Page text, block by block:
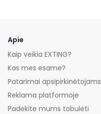
Apie
Kaip veikia EXTING?
Kas mes esame?
Patarimai apsipirkinėtojams
Reklama platformoje
Padėkite mums tobulėti